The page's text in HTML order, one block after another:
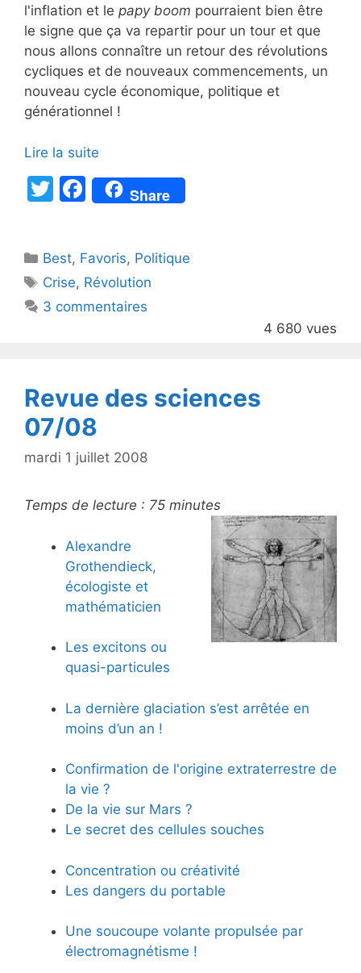
l'inflation et le papy boom pourraient bien être
le signe que ça va repartir pour un tour et que
nous allons connaître un retour des révolutions
cycliques et de nouveaux commencements, un
nouveau cycle économique, politique et
générationnel !
Lire la suite
T
er
F
a
e
b
o
Share
Catégories
Best, Favoris, Politique
Étiquettes
Crise, Révolution
3 commentaires
4 680 vues
Revue des sciences
07/08
mardi 1 juillet 2008
Temps de lecture : 75 minutes
Alexandre
Grothendieck,
écologiste et
mathématicien
Les excitons ou
quasi-particules
La dernière glaciation s’est arrêtée en
moins d’un an !
Confirmation de l'origine extraterrestre de
la vie ?
De la vie sur Mars ?
Le secret des cellules souches
Concentration ou créativité
Les dangers du portable
Une soucoupe volante propulsée par
électromagnétisme !